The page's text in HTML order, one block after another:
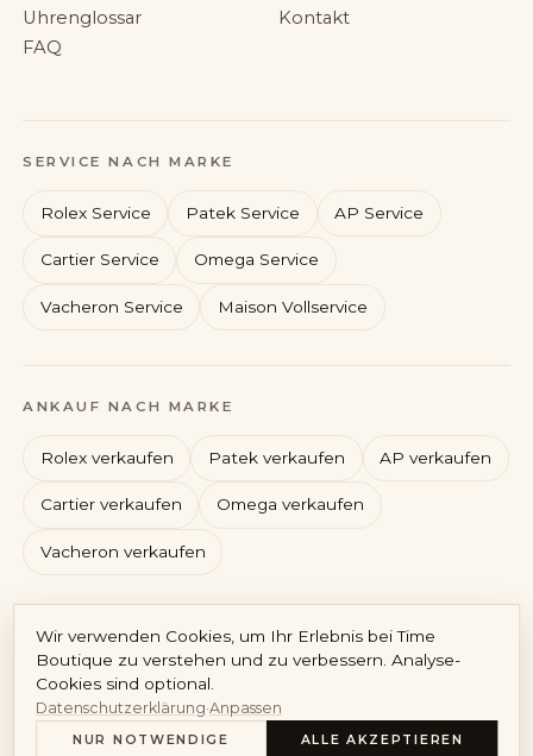
Konto
Uhrenglossar
FAQ
Kontakt
SERVICE NACH MARKE
Rolex Service Patek Service AP Service
Cartier Service Omega Service
Vacheron Service Maison Vollservice
ANKAUF NACH MARKE
Rolex verkaufen Patek verkaufen AP verkaufen
Cartier verkaufen Omega verkaufen
Vacheron verkaufen
© 2026 Time Boutique GmbH · HRB 310575 München · GF Maximilian
DE /
EN
Impressum DatenschutzAGB
Cookie-RichtlinieCookie-Einstellungen
Wir verwenden Cookies, um Ihr Erlebnis bei Time
Boutique zu verstehen und zu verbessern. Analyse-
Cookies sind optional.
Datenschutzerklärung·Anpassen
NUR NOTWENDIGE ALLE AKZEPTIEREN